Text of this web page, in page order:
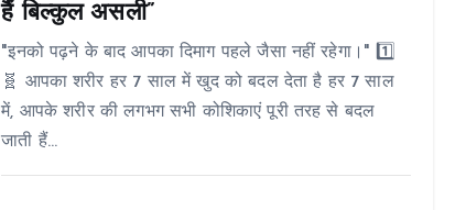
हैं बिल्कुल असली”
"इनको पढ़ने के बाद आपका दिमाग पहले जैसा नहीं रहेगा।" 1️⃣
🧬 आपका शरीर हर 7 साल में खुद को बदल देता है हर 7 साल
में, आपके शरीर की लगभग सभी कोशिकाएं पूरी तरह से बदल
जाती हैं...